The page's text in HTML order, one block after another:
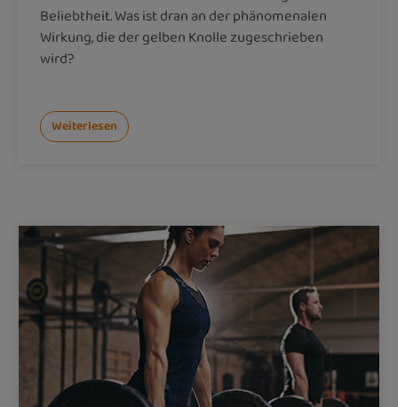
Beliebtheit. Was ist dran an der phänomenalen
Wirkung, die der gelben Knolle zugeschrieben
wird?
Weiterlesen